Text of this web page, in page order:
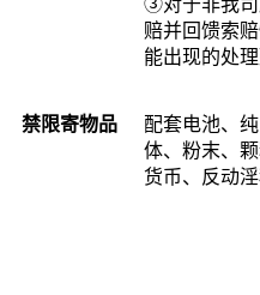
③对于非我司
赔并回馈索
能出现的处
禁限寄物品
配套电池、
体、粉末、
货币、反动